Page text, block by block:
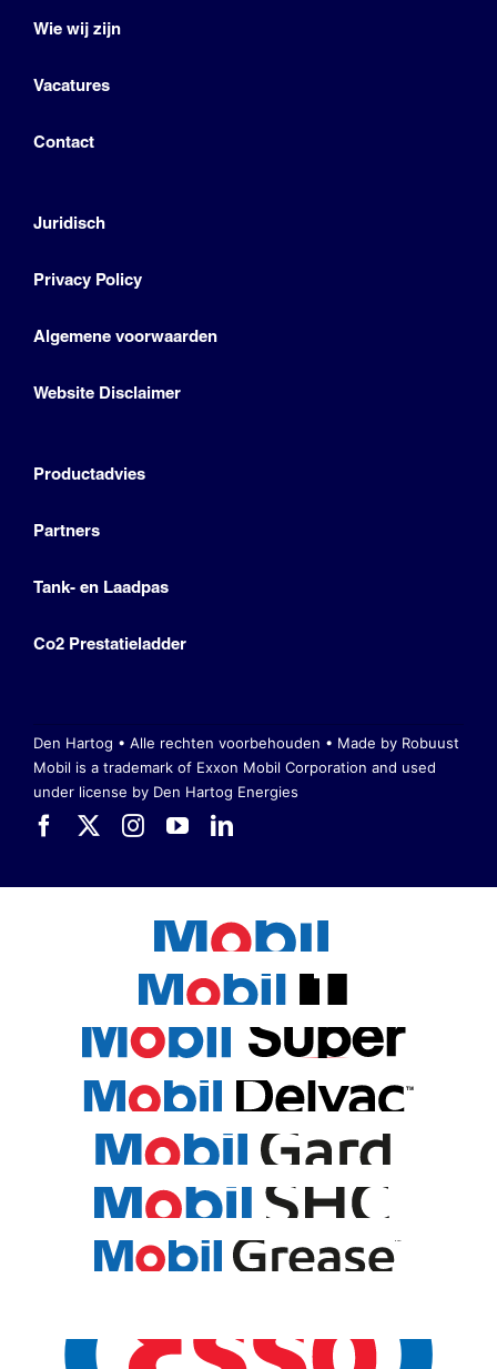
Wie wij zijn
Vacatures
Contact
Juridisch
Privacy Policy
Algemene voorwaarden
Website Disclaimer
Productadvies
Partners
Tank- en Laadpas
Co2 Prestatieladder
Den Hartog • Alle rechten voorbehouden • Made by Robuust
Mobil is a trademark of Exxon Mobil Corporation and used
under license by Den Hartog Energies